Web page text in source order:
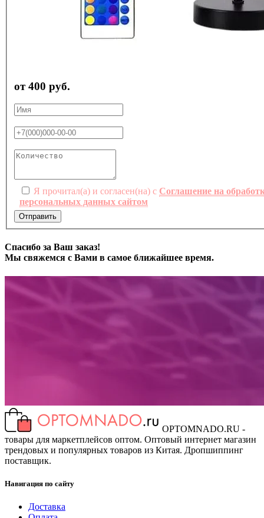
от 400 руб.
Я прочитал(а) и согласен(на) с Соглашение на
персональных данных сайтом
Отправить
Спасибо за Ваш заказ!
Мы свяжемся с Вами в самое ближайшее время.
OPTOMNADO.RU -
товары для маркетплейсов оптом. Оптовый интернет магазин
трендовых и популярных товаров из Китая. Дропшиппинг
поставщик.
Навигация по сайту
Доставка